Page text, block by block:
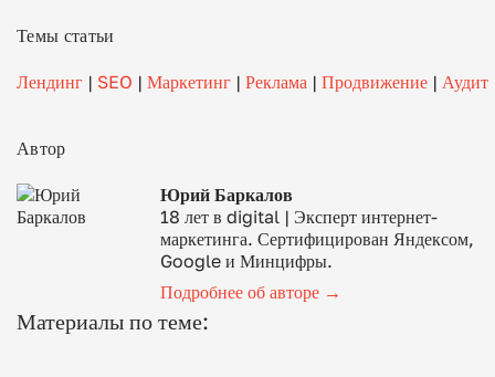
Темы статьи
Лендинг | SEO | Маркетинг | Реклама | Продвижение | Аудит
Автор
Юрий Баркалов
18 лет в digital | Эксперт интернет-
маркетинга. Сертифицирован Яндексом,
Google и Минцифры.
Подробнее об авторе →
Материалы по теме: